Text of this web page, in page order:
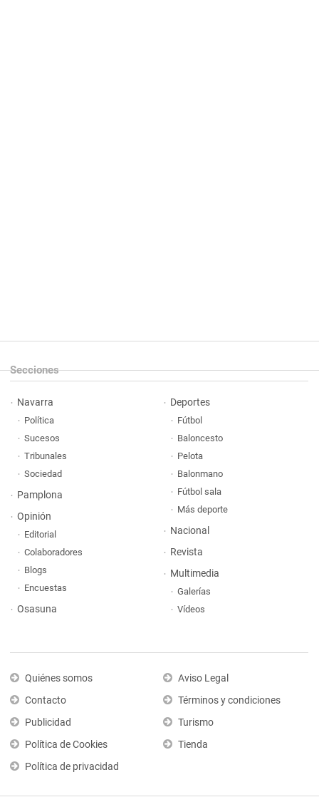
Secciones
Navarra
Política
Sucesos
Tribunales
Sociedad
Pamplona
Opinión
Editorial
Colaboradores
Blogs
Encuestas
Osasuna
Deportes
Fútbol
Baloncesto
Pelota
Balonmano
Fútbol sala
Más deporte
Nacional
Revista
Multimedia
Galerías
Vídeos
Quiénes somos
Contacto
Publicidad
Política de Cookies
Política de privacidad
Aviso Legal
Términos y condiciones
Turismo
Tienda